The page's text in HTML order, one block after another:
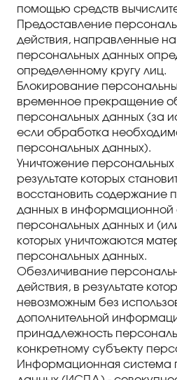
помощью средств
Предоставление
действия, направленные
персональных данных
определенному кругу лиц.
Блокирование
временное прекращение
персональных данных (за
если обработка
персональных данных).
Уничтожение персональных
результате которых
восстановить содержание
данных в информационной
персональных данных и
которых уничтожаются
персональных данных.
Обезличивание
действия, в результате
невозможным без
дополнительной
принадлежность
конкретному субъекту
Информационная система